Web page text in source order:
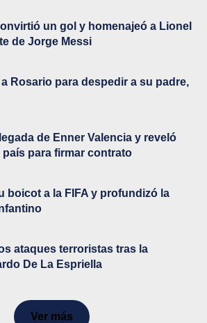
un gol y homenajeó a Lionel
de Jorge Messi
Rosario para despedir a su padre,
de Enner Valencia y reveló
para firmar contrato
boicot a la FIFA y profundizó la
ataques terroristas tras la
De La Espriella
Ver más